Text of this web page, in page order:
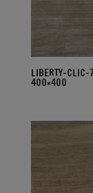
LIBERTY-
400×400